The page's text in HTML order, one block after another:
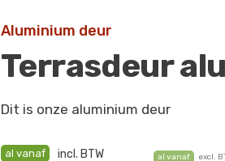
Aluminium deur
Terrasdeur
Dit is onze aluminium deur
al vanaf incl. BTW al vanaf excl.